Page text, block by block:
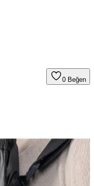
0 Beğen
konfor sağlayan ürünler,
kedilerin sağlıklı ve